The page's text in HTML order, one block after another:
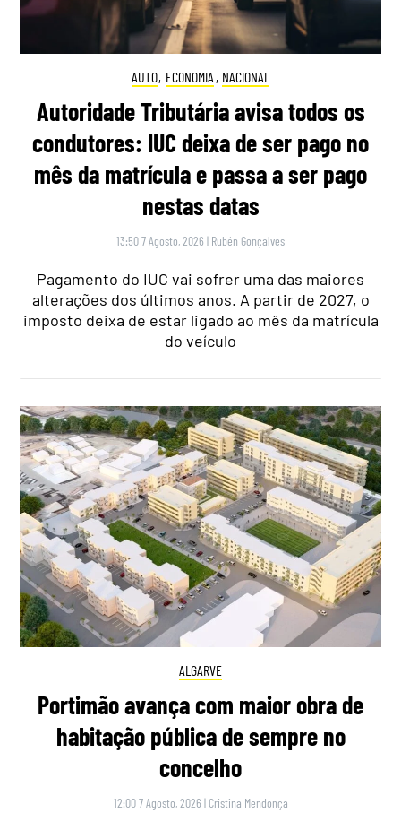
AUTO, ECONOMIA , NACIONAL
Autoridade Tributária avisa todos os
condutores: IUC deixa de ser pago no
mês da matrícula e passa a ser pago
nestas datas
13:50 7 Agosto, 2026 | Rubén Gonçalves
Pagamento do IUC vai sofrer uma das maiores
alterações dos últimos anos. A partir de 2027, o
imposto deixa de estar ligado ao mês da matrícula
do veículo
ALGARVE
Portimão avança com maior obra de
habitação pública de sempre no
concelho
12:00 7 Agosto, 2026 | Cristina Mendonça